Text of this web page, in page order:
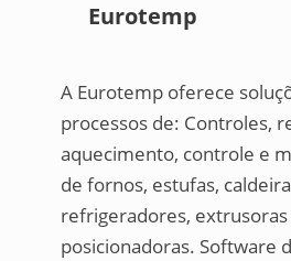
Eurotemp
A Eurotemp oferece
processos de: Controles,
aquecimento, controle e
de fornos, estufas,
refrigeradores, extrusoras
posicionadoras. Software